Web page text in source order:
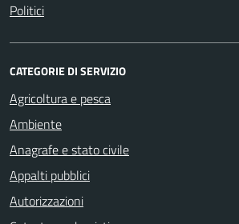
Politici
CATEGORIE DI SERVIZIO
Agricoltura e pesca
Ambiente
Anagrafe e stato civile
Appalti pubblici
Autorizzazioni